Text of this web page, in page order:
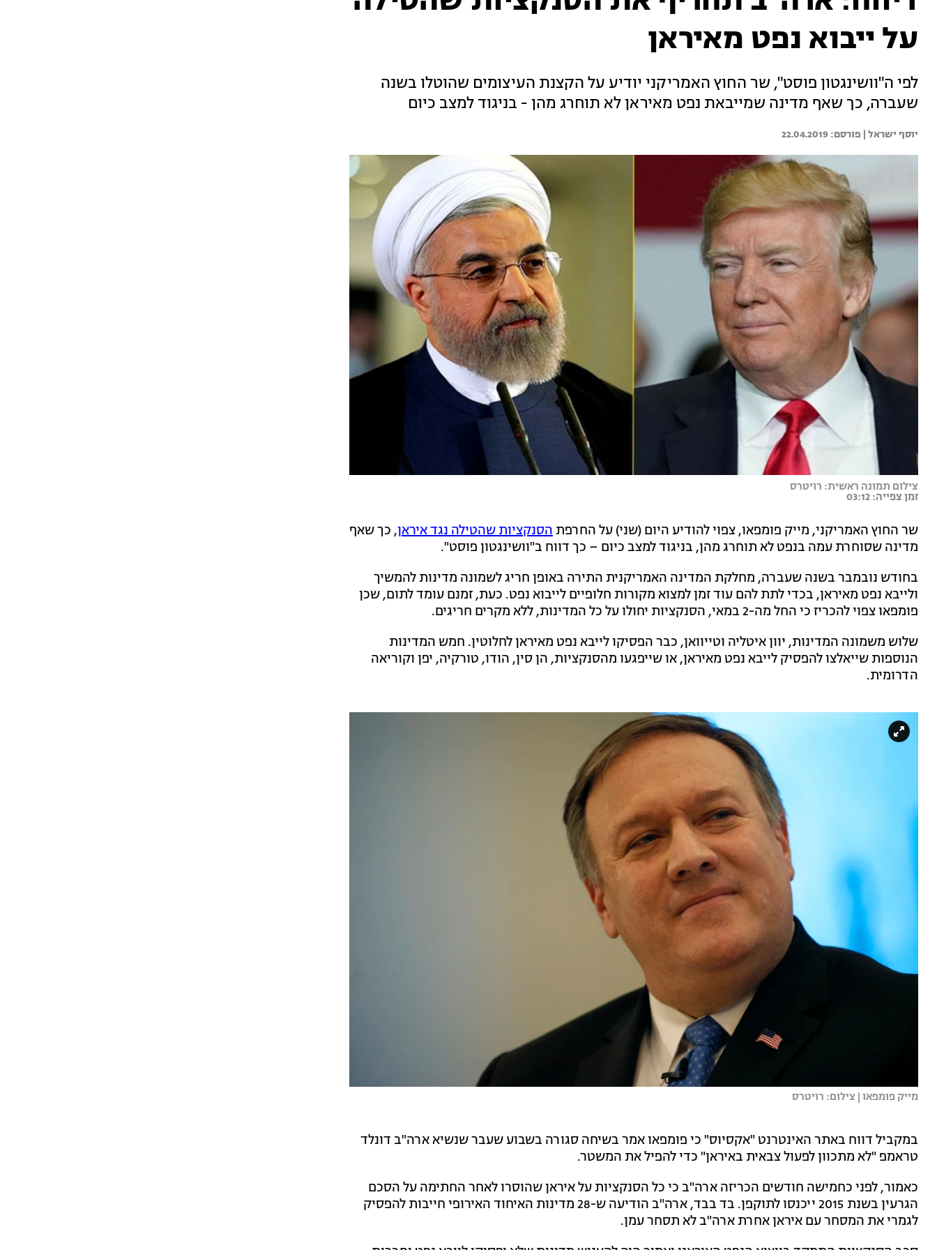
על ייבוא נפט מאיראן
לפי ה"וושינגטון פוסט", שר החוץ האמריקני יודיע על הקצנת העיצומים שהוטלו בשנה
שעברה, כך שאף מדינה שמייבאת נפט מאיראן לא תוחרג מהן - בניגוד למצב כיום
יוסף ישראל | 22.04.2019
צילום תמונה ראשית: רויטרס
זמן צפייה: 03:12
שר החוץ האמריקני, מייק פומפאו, צפוי להודיע היום (שני) על החרפת הסנקציות שהטילה נגד איראן, כך שאף
מדינה שסוחרת עמה בנפט לא תוחרג מהן, בניגוד למצב כיום – כך דווח ב"וושינגטון פוסט".
בחודש נובמבר בשנה שעברה, מחלקת המדינה האמריקנית התירה באופן חריג לשמונה מדינות להמשיך
ולייבא נפט מאיראן, בכדי לתת להם עוד זמן למצוא מקורות חלופיים לייבוא נפט. כעת, זמנם עומד לתום, שכן
פומפאו צפוי להכריז כי החל מה-2 במאי, הסנקציות יחולו על כל המדינות, ללא מקרים חריגים.
שלוש משמונה המדינות, יוון איטליה וטייוואן, כבר הפסיקו לייבא נפט מאיראן לחלוטין. חמש המדינות
הנוספות שייאלצו להפסיק לייבא נפט מאיראן, או שייפגעו מהסנקציות, הן סין, הודו, טורקיה, יפן וקוריאה
הדרומית.
מייק פומפאו | צילום: רויטרס
במקביל דווח באתר האינטרנט "אקסיוס" כי פומפאו אמר בשיחה סגורה בשבוע שעבר שנשיא ארה"ב דונלד
טראמפ "לא מתכוון לפעול צבאית באיראן" כדי להפיל את המשטר.
כאמור, לפני כחמישה חודשים הכריזה ארה"ב כי כל הסנקציות על איראן שהוסרו לאחר החתימה על הסכם
הגרעין בשנת 2015 ייכנסו לתוקפן. בד בבד, ארה"ב הודיעה ש-28 מדינות האיחוד האירופי חייבות להפסיק
לגמרי את המסחר עם איראן אחרת ארה"ב לא תסחר עמן.